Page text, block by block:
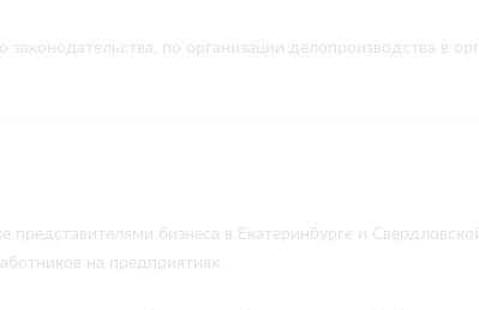
по организации делопроизводства в
бизнеса в Екатеринбурге и
на предприятиях.